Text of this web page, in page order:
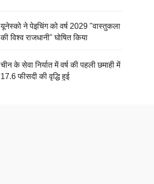
यूनेस्को ने पेइचिंग को वर्ष 2029 "वास्तुकला
की विश्व राजधानी" घोषित किया
चीन के सेवा निर्यात में वर्ष की पहली छमाही में
17.6 फीसदी की वृद्धि हुई